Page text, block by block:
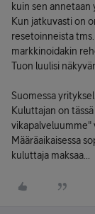
kuin sen annetaan
Kun jatkuvasti on
resetoinneista
markkinoidakin
Tuon luulisi
Suomessa
Kuluttajan on
vikapalveluumme"
Määräaikaisessa
kuluttaja maksaa...